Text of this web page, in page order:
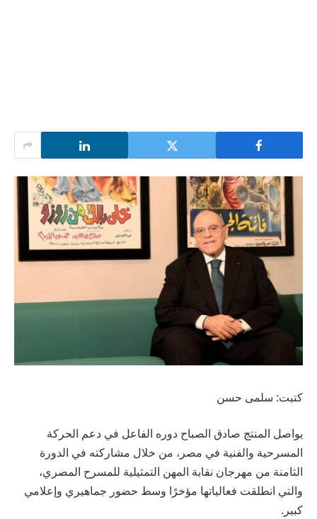
كتبت: سلمى حسن
يواصل المنتج صادق الصباح دوره الفاعل في دعم الحركة
المسرحية والفنية في مصر، من خلال مشاركته في الدورة
الثامنة من مهرجان نقابة المهن التمثيلية للمسرح المصري،
والتي انطلقت فعالياتها مؤخرًا وسط حضور جماهيري وإعلامي
كبير.